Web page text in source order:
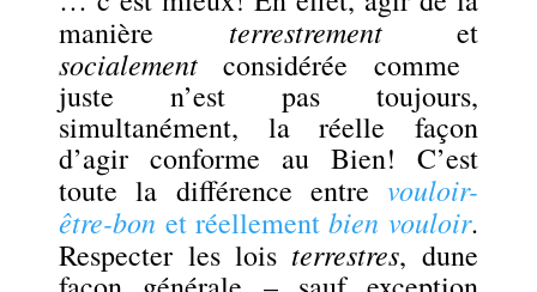
manière terrestrement et
socialementconsidérée comme
juste n’est pas toujours,
simultanément, la réelle façon
d’agir conforme au Bien! C’est
toute la différence entre vouloir-
être-bon et réellementbien vouloir.
Respecter les lois terrestres, dune